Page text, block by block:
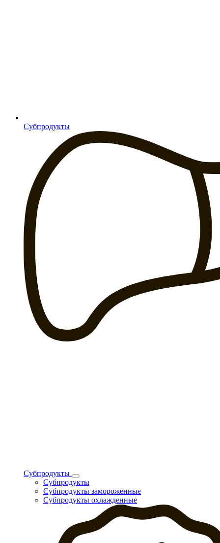
Субпродукты
Субпродукты
Субпродукты
Субпродукты замороженные
Субпродукты охлажденные